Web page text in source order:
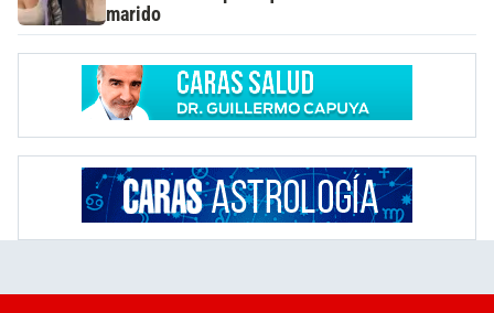
marido